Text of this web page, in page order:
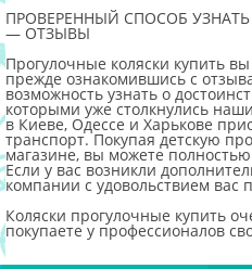
ПРОВЕРЕННЫЙ СПОСОБ
— ОТЗЫВЫ
Прогулочные коляски купить
прежде ознакомившись с
возможность узнать о
которыми уже столкнулись
в Киеве, Одессе и Харькове
транспорт. Покупая детскую
магазине, вы можете
Если у вас возникли
компании с удовольствием вас
Коляски прогулочные купить
покупаете у профессионалов